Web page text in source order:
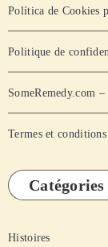
Política de Cookies
Politique de
SomeRemedy.com
Termes et conditions
Catégories
Histoires